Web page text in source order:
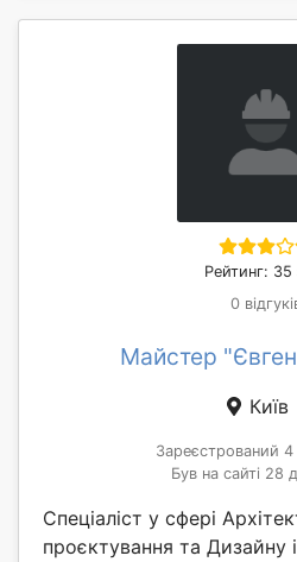
Рейтинг: 35
0
Майстер
Київ
Зареєстрований
Був на сайті 28
Спеціаліст у сфері
проєктування та Дизайну